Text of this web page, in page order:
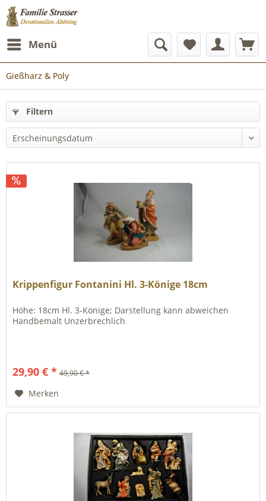
Menü
Gießharz & Poly
Filtern
Krippenfigur Fontanini Hl. 3-Könige 18cm
Höhe: 18cm Hl. 3-Könige; Darstellung kann abweichen
Handbemalt Unzerbrechlich
29,90 € * 49,90 € *
Merken